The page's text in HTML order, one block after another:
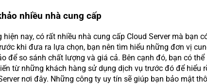
nhiều nhà cung cấp
hiện nay, có rất nhiều nhà cung cấp Cloud Server mà bạn
khi đưa ra lựa chọn, bạn nên tìm hiểu những đơn vị
để so sánh chất lượng và giá cả. Bên cạnh đó, bạn có thể
từ những khách hàng sử dụng dịch vụ trước đó để hiểu
nơi đây. Những công ty uy tín sẽ giúp bạn bảo mật